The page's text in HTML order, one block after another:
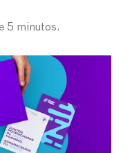
5 minutos.